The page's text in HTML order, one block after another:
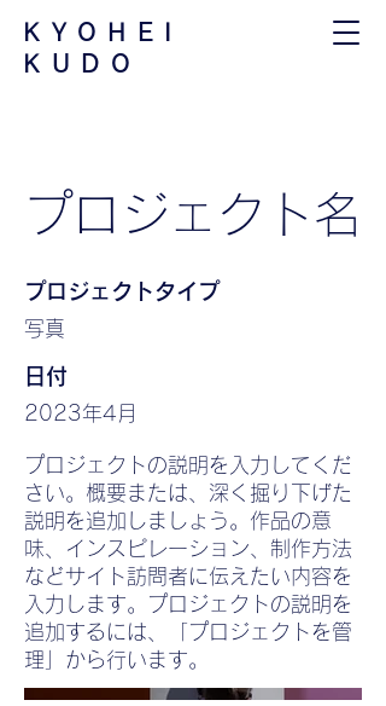
​KYOHEI
KUDO
プロジェクト名
プロジェクトタイプ
写真
日付
2023年4月
プロジェクトの説明を入力してくだ
さい。概要または、深く掘り下げた
説明を追加しましょう。作品の意
味、インスピレーション、制作方法
などサイト訪問者に伝えたい内容を
入力します。プロジェクトの説明を
追加するには、「プロジェクトを管
理」から行います。